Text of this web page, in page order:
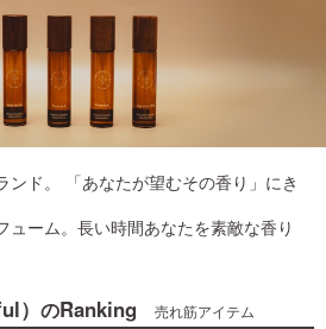
から探す
ンド。 「あなたが望むその香り」にき
ューム。長い時間あなたを素敵な香り
） のRanking 売れ筋アイテム